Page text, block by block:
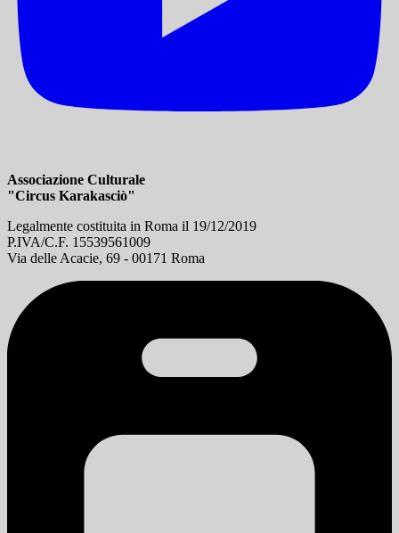
Associazione Culturale
"Circus Karakasciò"
Legalmente costituita in Roma il 19/12/2019
P.IVA/C.F. 15539561009
Via delle Acacie, 69 - 00171 Roma